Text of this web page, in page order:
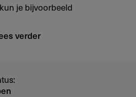
De subsidie kan niet worden
Maximaal € 30.000, tot 75% van
je bijvoorbeeld
verder